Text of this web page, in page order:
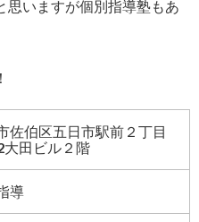
思いますが個別指導塾もあ
佐伯区五日市駅前２丁目
大田ビル２階
導